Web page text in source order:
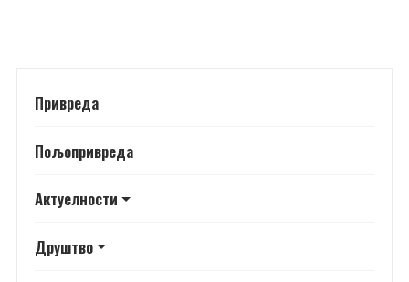
Привреда
Пољопривреда
Актуелности
Друштво